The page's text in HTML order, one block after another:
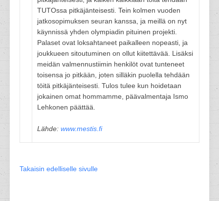
TUTOssa pitkäjänteisesti. Tein kolmen vuoden
jatkosopimuksen seuran kanssa, ja meillä on nyt
käynnissä yhden olympiadin pituinen projekti.
Palaset ovat loksahtaneet paikalleen nopeasti, ja
joukkueen sitoutuminen on ollut kiitettävää. Lisäksi
meidän valmennustiimin henkilöt ovat tunteneet
toisensa jo pitkään, joten silläkin puolella tehdään
töitä pitkäjänteisesti. Tulos tulee kun hoidetaan
jokainen omat hommamme, päävalmentaja Ismo
Lehkonen päättää.
Lähde: www.mestis.fi
Takaisin edelliselle sivulle